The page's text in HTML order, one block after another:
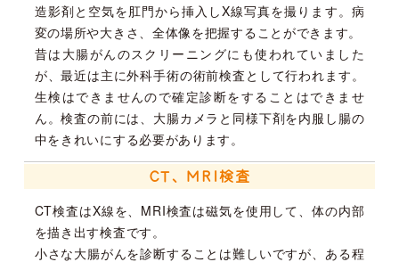
造影剤と空気を肛門から挿入しX線写真を撮ります。病
変の場所や大きさ、全体像を把握することができます。
昔は大腸がんのスクリーニングにも使われていました
が、最近は主に外科手術の術前検査として行われます。
生検はできませんので確定診断をすることはできませ
ん。検査の前には、大腸カメラと同様下剤を内服し腸の
中をきれいにする必要があります。
CT、MRI検査
CT検査はX線を、MRI検査は磁気を使用して、体の内部
を描き出す検査です。
小さな大腸がんを診断することは難しいですが、ある程